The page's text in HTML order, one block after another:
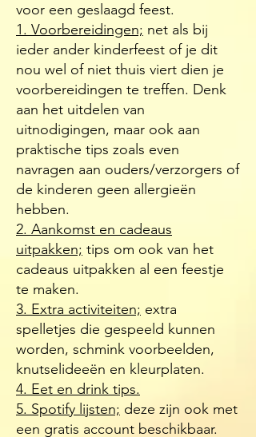
voor een geslaagd feest.
1. Voorbereidingen; net als bij
ieder ander kinderfeest of je dit
nou wel of niet thuis viert dien je
voorbereidingen te treffen. Denk
aan het uitdelen van
uitnodigingen, maar ook aan
praktische tips zoals even
navragen aan ouders/verzorgers of
de kinderen geen allergieën
hebben.
2. Aankomst en cadeaus
uitpakken; tips om ook van het
cadeaus uitpakken al een feestje
te maken.
3. Extra activiteiten; extra
spelletjes die gespeeld kunnen
worden, schmink voorbeelden,
knutselideeën en kleurplaten.
4. Eet en drink tips.
5. Spotify lijsten; deze zijn ook met
een gratis account beschikbaar.